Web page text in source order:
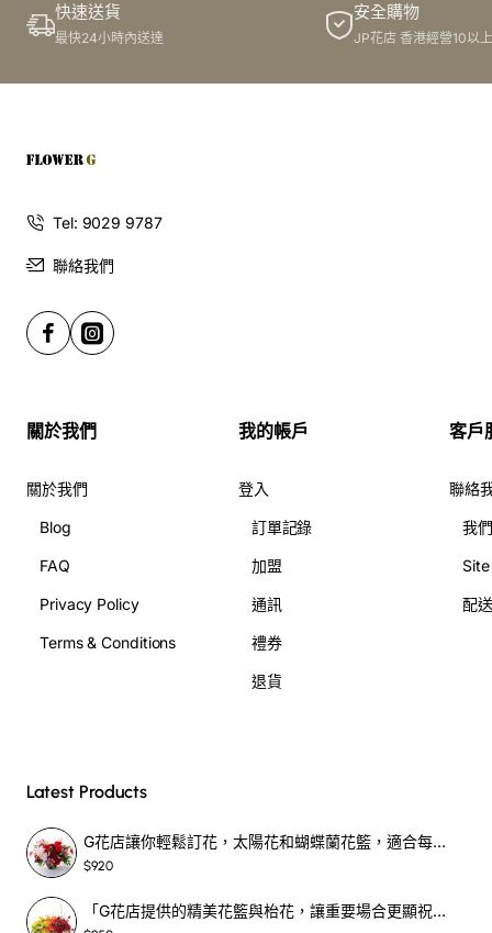
快速送貨
最快24小時內送達
安全購物
JP花店 香港經營10以
Tel: 9029 9787
聯絡我們
關於我們
關於我們
Blog
FAQ
Privacy Policy
Terms & Conditions
我的帳戶
登入
訂單記錄
加盟
通訊
禮券
退貨
客戶
聯絡
我
配
Latest Products
G花店讓你輕鬆訂花，太陽花和蝴蝶蘭花籃，適合每個重要時刻！-SF390
$920
「G花店提供的精美花籃與枱花，讓重要場合更顯祝賀與喜悅，適合各種用場！」-SF398